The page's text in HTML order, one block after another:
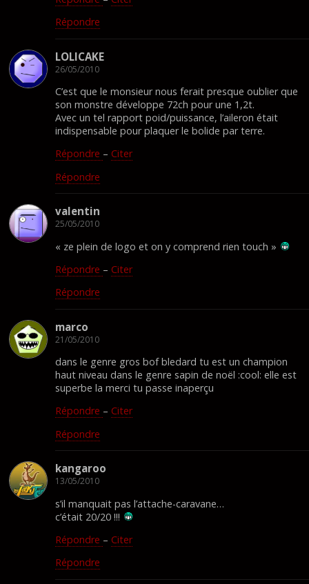
Répondre
LOLICAKE
26/05/2010
C’est que le monsieur nous ferait presque oublier que
son monstre développe 72ch pour une 1,2t.
Avec un tel rapport poid/puissance, l’aileron était
indispensable pour plaquer le bolide par terre.
Répondre – Citer
Répondre
valentin
25/05/2010
« ze plein de logo et on y comprend rien touch »
Répondre – Citer
Répondre
marco
21/05/2010
dans le genre gros bof bledard tu est un champion
haut niveau dans le genre sapin de noël :cool: elle est
superbe la merci tu passe inaperçu
Répondre – Citer
Répondre
kangaroo
13/05/2010
s’il manquait pas l’attache-caravane…
c’était 20/20 !!!
Répondre – Citer
Répondre